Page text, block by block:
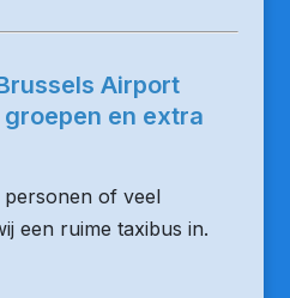
Airport
en extra
personen of veel
een ruime taxibus in.